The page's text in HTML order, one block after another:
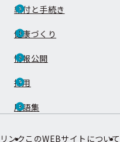
給付と手続き
健康づくり
情報公開
採用
用語集
リンク このWEBサイトについて